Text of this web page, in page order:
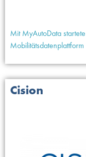
Mit MyAutoData
Cision